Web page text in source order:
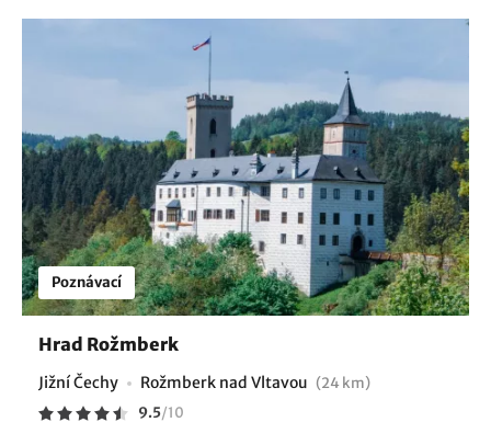
Poznávací
Hrad Rožmberk
Jižní Čechy Rožmberk nad Vltavou (24 km)
9.5/10